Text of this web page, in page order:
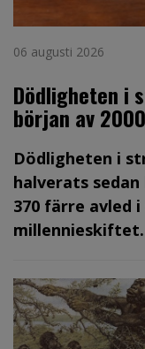
06 augusti 2026
Dödligheten i
början av
Dödligheten i
halverats
370 färre avled